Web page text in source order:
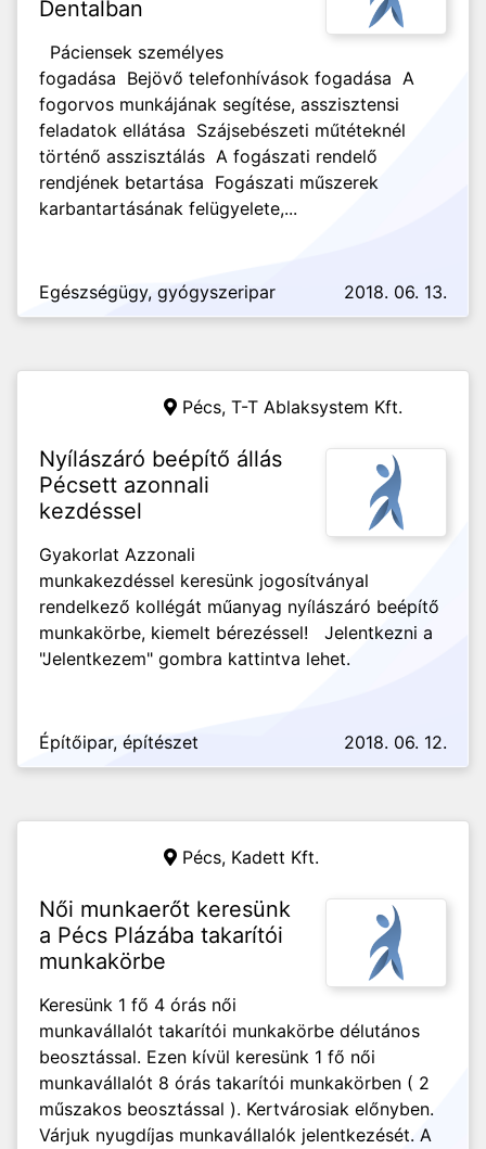
Dentalban
Páciensek személyes
fogadása Bejövő telefonhívások fogadása A
fogorvos munkájának segítése, asszisztensi
feladatok ellátása Szájsebészeti műtéteknél
történő asszisztálás A fogászati rendelő
rendjének betartása Fogászati műszerek
karbantartásának felügyelete,...
Egészségügy, gyógyszeripar 2018. 06. 13.
Pécs, T-T Ablaksystem Kft.
Nyílászáró beépítő állás
Pécsett azonnali
kezdéssel
Gyakorlat Azzonali
munkakezdéssel keresünk jogosítványal
rendelkező kollégát műanyag nyílászáró beépítő
munkakörbe, kiemelt bérezéssel! Jelentkezni a
"Jelentkezem" gombra kattintva lehet.
Építőipar, építészet 2018. 06. 12.
Pécs, Kadett Kft.
Női munkaerőt keresünk
a Pécs Plázába takarítói
munkakörbe
Keresünk 1 fő 4 órás női
munkavállalót takarítói munkakörbe délutános
beosztással. Ezen kívül keresünk 1 fő női
munkavállalót 8 órás takarítói munkakörben ( 2
műszakos beosztással ). Kertvárosiak előnyben.
Várjuk nyugdíjas munkavállalók jelentkezését. A